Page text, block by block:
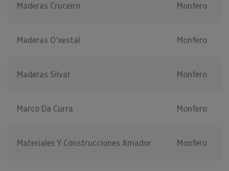
Maderas Cruceiro Monfero
Maderas O'xestal Monfero
Maderas Silvar Monfero
Marco Da Curra Monfero
Materiales Y Construcciones Amador Monfero